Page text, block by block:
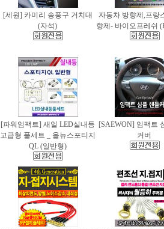
[세원] 카미리 송풍구 거치대
(자석)
자동차 방향제,프랑
향제- 바이오프레쉬
[파워임팩트] 새일 LED실내등
고급형 풀세트 _ 올뉴스포티지
QL (일반형)
[SAEWON] 임팩트
커버